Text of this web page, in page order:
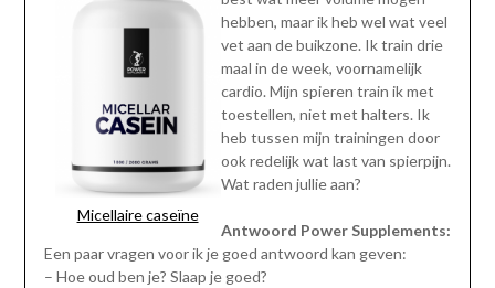
Micellaire caseïne
hebben, maar ik heb wel wat veel
vet aan de buikzone. Ik train drie
maal in de week, voornamelijk
cardio. Mijn spieren train ik met
toestellen, niet met halters. Ik
heb tussen mijn trainingen door
ook redelijk wat last van spierpijn.
Wat raden jullie aan?
Antwoord Power Supplements:
Een paar vragen voor ik je goed antwoord kan geven:
– Hoe oud ben je? Slaap je goed?